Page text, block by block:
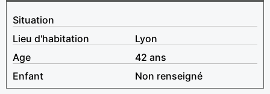
Situation
Lieu d'habitation
Lyon
Age
42 ans
Enfant
Non renseigné